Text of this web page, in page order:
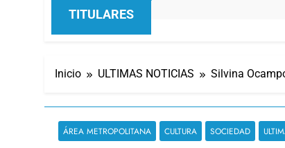
TITULARES
Inicio ULTIMAS NOTICIAS Silvina
ÁREA METROPOLITANA CULTURA SOCIEDAD